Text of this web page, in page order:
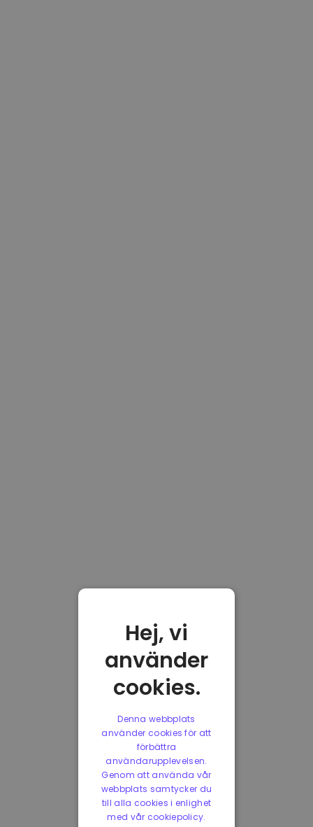
Hej, vi
använder
cookies.
Denna webbplats
använder cookies för att
förbättra
användarupplevelsen.
Genom att använda vår
webbplats samtycker du
till alla cookies i enlighet
med vår cookiepolicy.